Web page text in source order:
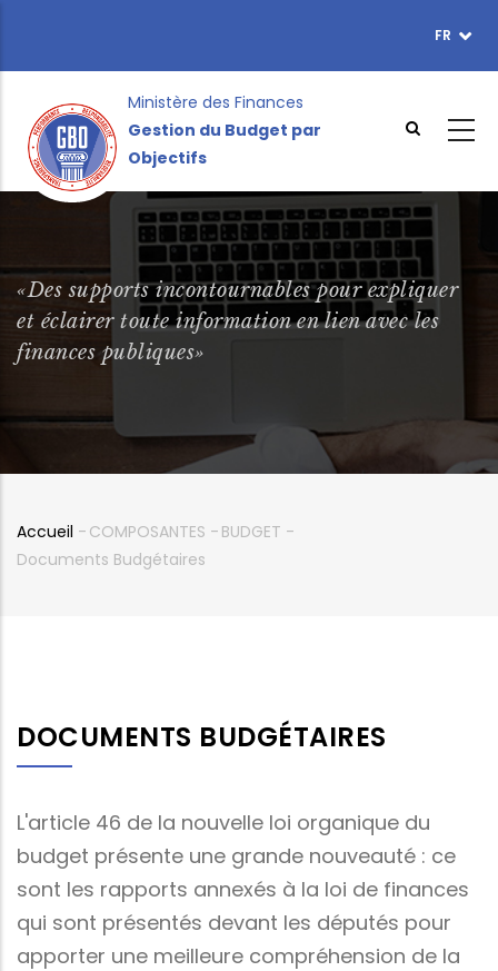
contenu
FR
Ministère des Finances
Gestion du Budget par
Objectifs
«Des supports incontournables pour expliquer
et éclairer toute information en lien avec les
finances publiques»
Fil
Accueil - COMPOSANTES - BUDGET -
Documents Budgétaires
DOCUMENTS BUDGÉTAIRES
L'article 46 de la nouvelle loi organique du
budget présente une grande nouveauté : ce
sont les rapports annexés à la loi de finances
qui sont présentés devant les députés pour
apporter une meilleure compréhension de la